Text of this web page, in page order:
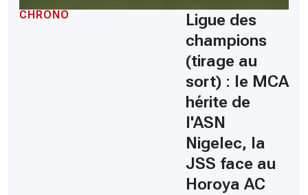
CHRONO
Ligue des
champions
(tirage au
sort) : le MCA
hérite de
l'ASN
Nigelec, la
JSS face au
Horoya AC